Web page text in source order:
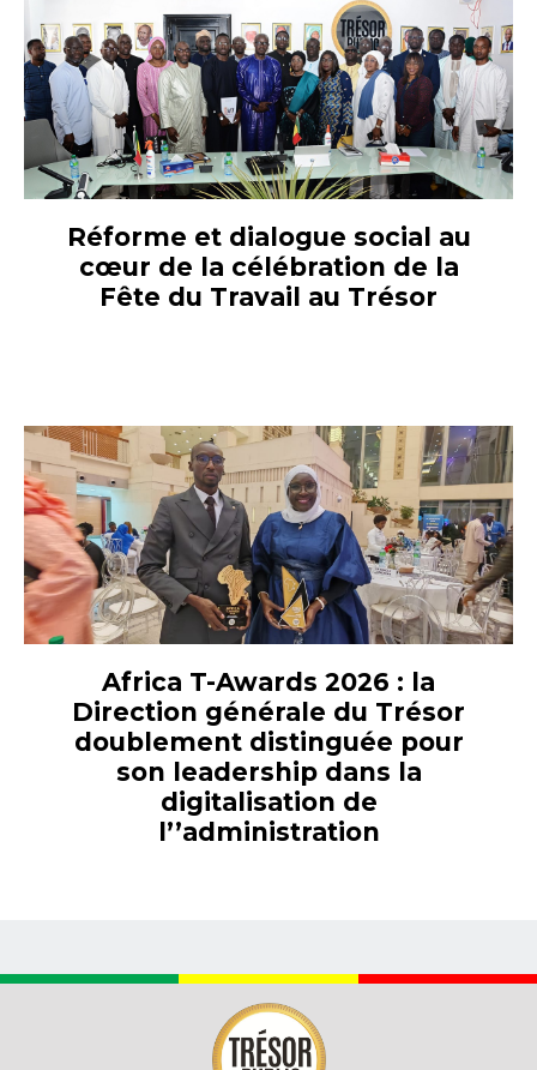
Réforme et dialogue social au
cœur de la célébration de la
Fête du Travail au Trésor
Africa T-Awards 2026 : la
Direction générale du Trésor
doublement distinguée pour
son leadership dans la
digitalisation de
l’’administration